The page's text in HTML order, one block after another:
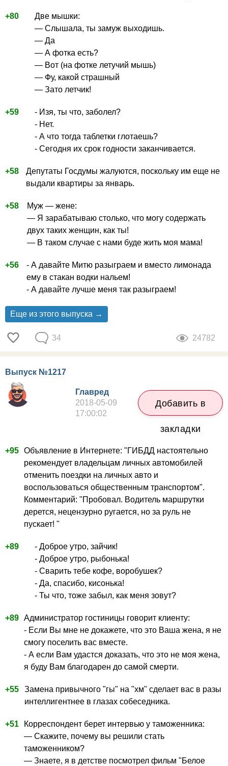
+80
Две мышки:
— Слышала, ты замуж выходишь.
— Да
— А фотка есть?
— Вот (на фотке летучий мышь)
— Фу, какой страшный
— Зато летчик!
+59
- Изя, ты что, заболел?
- Нет.
- А что тогда таблетки глотаешь?
- Сегодня их срок годности заканчивается.
+58
Депутаты Госдумы жалуются, поскольку им еще не
выдали квартиры за январь.
+58
Муж — жене:
— Я зарабатываю столько, что могу содержать
двух таких женщин, как ты!
— В таком случае с нами буде жить моя мама!
+56
- А давайте Митю разыграем и вместо лимонада
ему в стакан водки нальем!
- А давайте лучше меня так разыграем!
Еще из этого выпуска →
34 24782
Выпуск №1217
Главред
2018-05-09
17:00:02
Добавить в
закладки
+95 Объявление в Интернете: "ГИБДД настоятельно
рекомендует владельцам личных автомобилей
отменить поездки на личных авто и
воспользоваться общественным транспортом".
Комментарий: "Пробовал. Водитель маршрутки
дерется, нецензурно ругается, но за руль не
пускает! "
+89
- Доброе утро, зайчик!
- Доброе утро, рыбонька!
- Сварить тебе кофе, воробушек?
- Да, спасибо, кисонька!
- Ты что, тоже забыл, как меня зовут?
+89 Администратор гостиницы говорит клиенту:
- Если Вы мне не докажете, что это Ваша жена, я не
смогу поселить вас вместе.
- А если Вам удастся доказать, что это не моя жена,
я буду Вам благодарен до самой смерти.
+55
Замена привычного "гы" на "хм" сделает вас в разы
интеллигентнее в глазах собеседника.
+51
Корреспондент берет интервью у таможенника:
— Скажите, почему вы решили стать
таможенником?
— Знаете, я в детстве посмотрел фильм "Белое